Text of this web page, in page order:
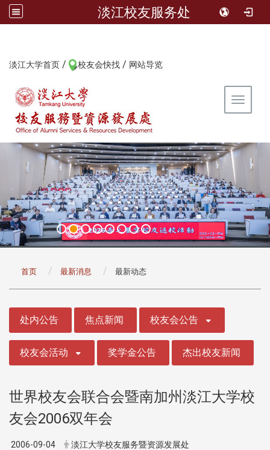
淡江校友服务处
淡江大学首页 / 校友会快找 / 网站导览
Toggle
首页 最新消息 最新动态
处内公告 焦点新闻 校友会公告
校友会活动 奖学金公告 杰出校友新闻
世界校友会联合会暨南加州淡江大学校
友会2006双年会
2006-09-04 淡江大学校友服务暨资源发展处